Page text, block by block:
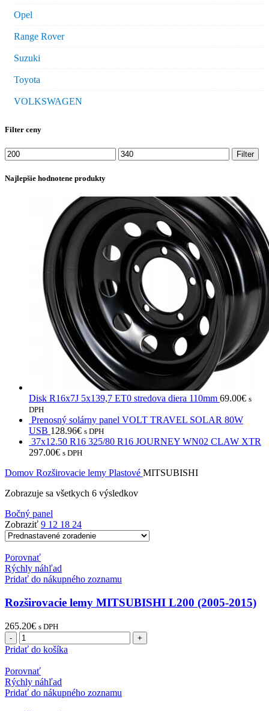
Opel
Range Rover
Suzuki
Toyota
VOLKSWAGEN
Filter ceny
Minimálna
cena
Maximálna
cena
Filter
Najlepšie hodnotene produkty
Disk R16x7J 5x139,7 ET0 stredova diera 110mm 69.00€ s
DPH
Prenosný solárny panel VOLT TRAVEL SOLAR 80W
USB 128.96€ s DPH
37x12.50 R16 325/80 R16 JOURNEY WN02 CLAW XTR
297.00€ s DPH
Domov Rozširovacie lemy Plastové MITSUBISHI
Zobrazuje sa všetkych 6 výsledkov
Bočný panel
Zobraziť 9 12 18 24
Porovnať
Rýchly náhľad
Pridať do nákupného zoznamu
Rozširovacie lemy MITSUBISHI L200 (2005-2015)
265.20€ s DPH
množstvo
Rozširovacie
MITSUBISHI
L200
(2005-
Pridať do košíka
Porovnať
Rýchly náhľad
Pridať do nákupného zoznamu